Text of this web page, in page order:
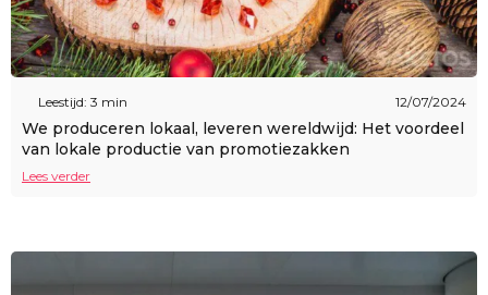
Leestijd: 3 min 12/07/2024
We produceren lokaal, leveren wereldwijd: Het voordeel
van lokale productie van promotiezakken
Lees verder